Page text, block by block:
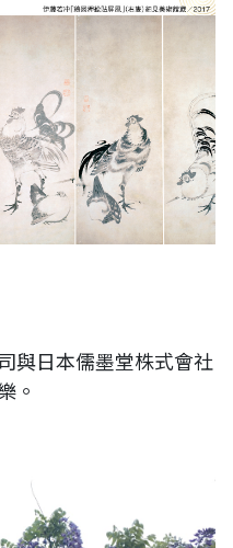
與日本儒墨堂株式會社
。